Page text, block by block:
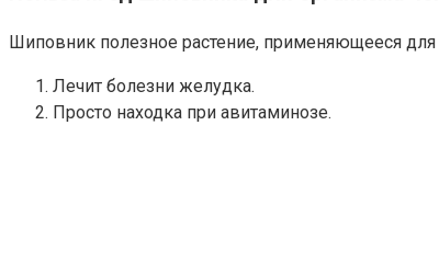
Шиповник полезное растение, применяющееся
Лечит болезни желудка.
Просто находка при авитаминозе.